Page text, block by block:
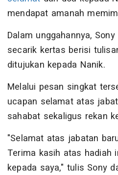
mendapat amanah
Dalam unggahannya,
secarik kertas berisi
ditujukan kepada Nanik.
Melalui pesan singkat
ucapan selamat atas
sahabat sekaligus rekan
"Selamat atas jabatan
Terima kasih atas hadiah
kepada saya," tulis Sony